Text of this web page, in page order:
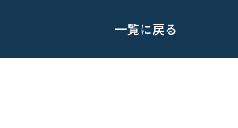
一覧に戻る